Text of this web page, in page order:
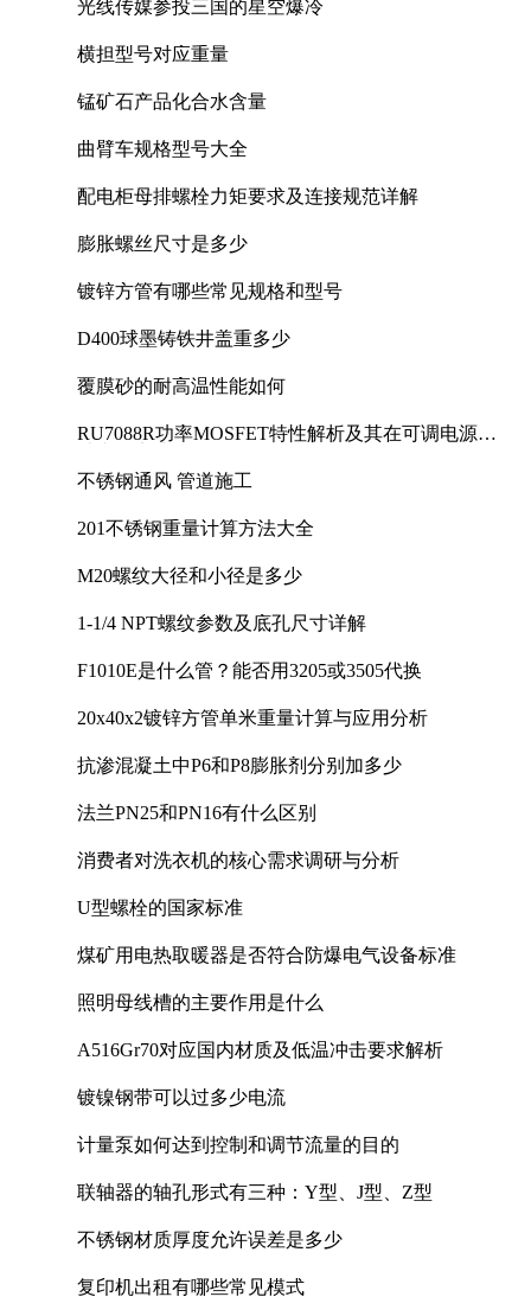
光线传媒参投三国的星空爆冷
横担型号对应重量
锰矿石产品化合水含量
曲臂车规格型号大全
配电柜母排螺栓力矩要求及连接规范详解
膨胀螺丝尺寸是多少
镀锌方管有哪些常见规格和型号
D400球墨铸铁井盖重多少
覆膜砂的耐高温性能如何
RU7088R功率MOSFET特性解析及其在可调电源设
不锈钢通风 管道施工
201不锈钢重量计算方法大全
M20螺纹大径和小径是多少
1-1/4 NPT螺纹参数及底孔尺寸详解
F1010E是什么管？能否用3205或3505代换
20x40x2镀锌方管单米重量计算与应用分析
抗渗混凝土中P6和P8膨胀剂分别加多少
法兰PN25和PN16有什么区别
消费者对洗衣机的核心需求调研与分析
U型螺栓的国家标准
煤矿用电热取暖器是否符合防爆电气设备标准
照明母线槽的主要作用是什么
A516Gr70对应国内材质及低温冲击要求解析
镀镍钢带可以过多少电流
计量泵如何达到控制和调节流量的目的
联轴器的轴孔形式有三种：Y型、J型、Z型
不锈钢材质厚度允许误差是多少
复印机出租有哪些常见模式